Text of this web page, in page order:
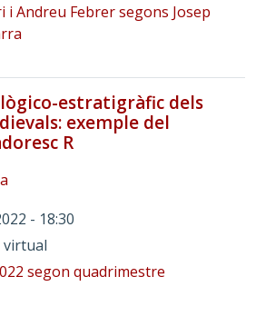
i Andreu Febrer segons Josep
estratigràfic dels
exemple del
R
- 18:30
virtual
segon quadrimestre